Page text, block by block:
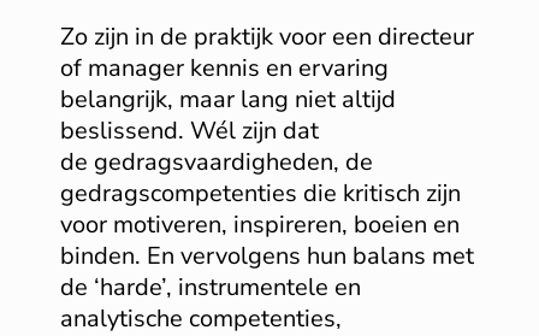
Zo zijn in de praktijk voor een directeur
of manager kennis en ervaring
belangrijk, maar lang niet altijd
beslissend. Wél zijn dat
de gedragsvaardigheden, de
gedragscompetenties die kritisch zijn
voor motiveren, inspireren, boeien en
binden. En vervolgens hun balans met
de ‘harde’, instrumentele en
analytische competenties,